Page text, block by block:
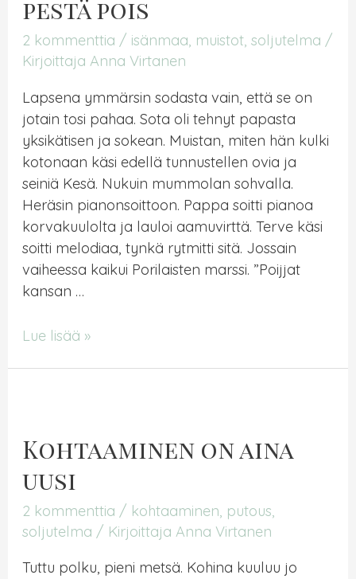
pestä pois
2 kommenttia / isänmaa, muistot,soljutelma /
KirjoittajaAnna Virtanen
Lapsena ymmärsin sodasta vain, että se on
jotain tosi pahaa. Sota oli tehnyt papasta
yksikätisen ja sokean. Muistan, miten hän kulki
kotonaan käsi edellä tunnustellen ovia ja
seiniä Kesä. Nukuin mummolan sohvalla.
Heräsin pianonsoittoon. Pappa soitti pianoa
korvakuulolta ja lauloi aamuvirttä. Terve käsi
soitti melodiaa, tynkä rytmitti sitä. Jossain
vaiheessa kaikui Porilaisten marssi. ”Poijjat
kansan …
Ei
pois
Lue lisää »
Kohtaaminen on aina
uusi
2 kommenttia / kohtaaminen, putous,
soljutelma / KirjoittajaAnna Virtanen
Tuttu polku, pieni metsä. Kohina kuuluu jo